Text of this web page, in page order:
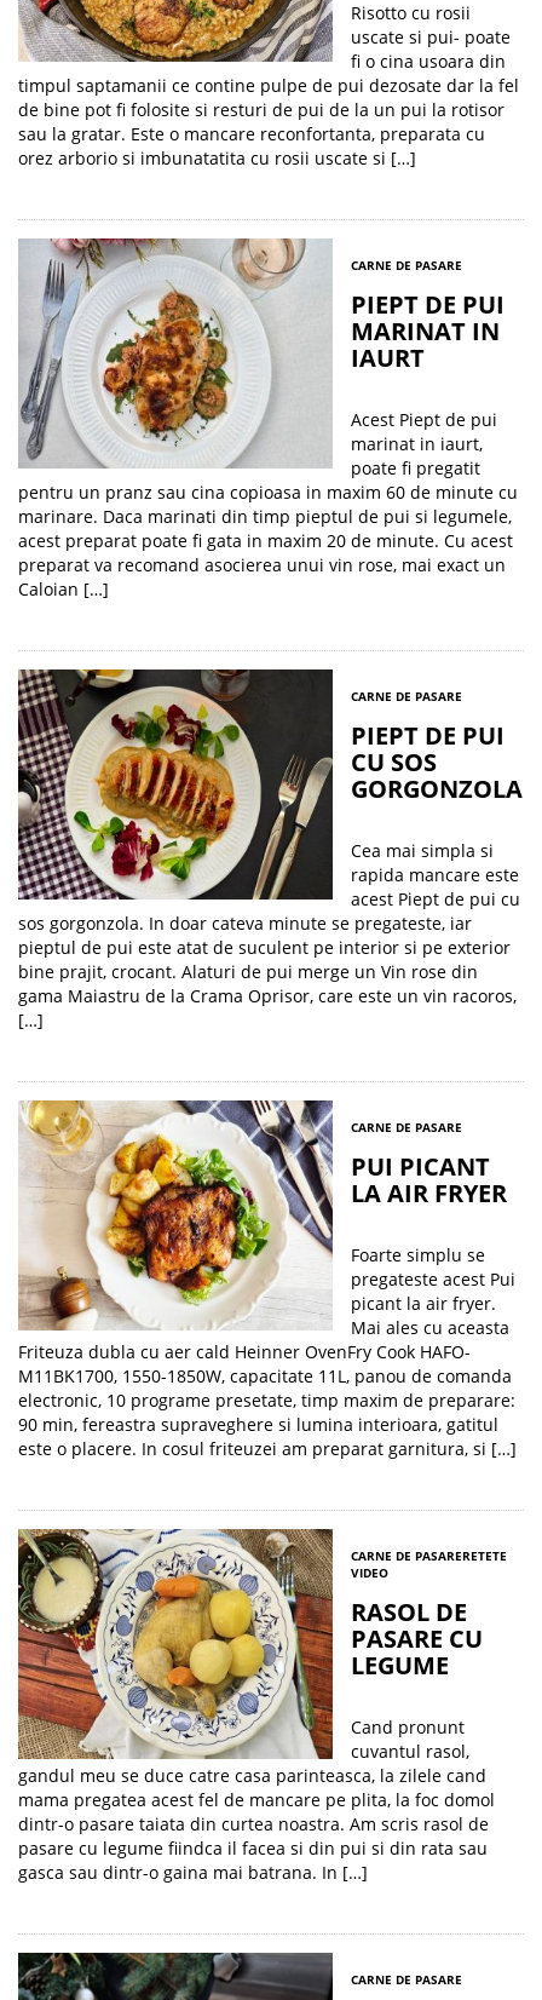
Risotto cu rosii
uscate si pui- poate
fi o cina usoara din
timpul saptamanii ce contine pulpe de pui dezosate dar la fel
de bine pot fi folosite si resturi de pui de la un pui la rotisor
sau la gratar. Este o mancare reconfortanta, preparata cu
orez arborio si imbunatatita cu rosii uscate si […]
CARNE DE PASARE
PIEPT DE PUI
MARINAT IN
IAURT
Acest Piept de pui
marinat in iaurt,
poate fi pregatit
pentru un pranz sau cina copioasa in maxim 60 de minute cu
marinare. Daca marinati din timp pieptul de pui si legumele,
acest preparat poate fi gata in maxim 20 de minute. Cu acest
preparat va recomand asocierea unui vin rose, mai exact un
Caloian […]
CARNE DE PASARE
PIEPT DE PUI
CU SOS
GORGONZOLA
Cea mai simpla si
rapida mancare este
acest Piept de pui cu
sos gorgonzola. In doar cateva minute se pregateste, iar
pieptul de pui este atat de suculent pe interior si pe exterior
bine prajit, crocant. Alaturi de pui merge un Vin rose din
gama Maiastru de la Crama Oprisor, care este un vin racoros,
[…]
CARNE DE PASARE
PUI PICANT
LA AIR FRYER
Foarte simplu se
pregateste acest Pui
picant la air fryer.
Mai ales cu aceasta
Friteuza dubla cu aer cald Heinner OvenFry Cook HAFO-
M11BK1700, 1550-1850W, capacitate 11L, panou de comanda
electronic, 10 programe presetate, timp maxim de preparare:
90 min, fereastra supraveghere si lumina interioara, gatitul
este o placere. In cosul friteuzei am preparat garnitura, si […]
CARNE DE PASARERETETE
VIDEO
RASOL DE
PASARE CU
LEGUME
Cand pronunt
cuvantul rasol,
gandul meu se duce catre casa parinteasca, la zilele cand
mama pregatea acest fel de mancare pe plita, la foc domol
dintr-o pasare taiata din curtea noastra. Am scris rasol de
pasare cu legume fiindca il facea si din pui si din rata sau
gasca sau dintr-o gaina mai batrana. In […]
CARNE DE PASARE